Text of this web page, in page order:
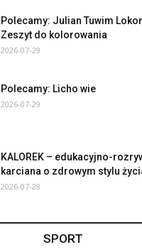
Polecamy: Julian Tuwim
Zeszyt do kolorowania
2026-07-29
Polecamy: Licho wie
2026-07-29
KALOREK – edukacyjno-
karciana o zdrowym stylu
2026-07-28
SPORT